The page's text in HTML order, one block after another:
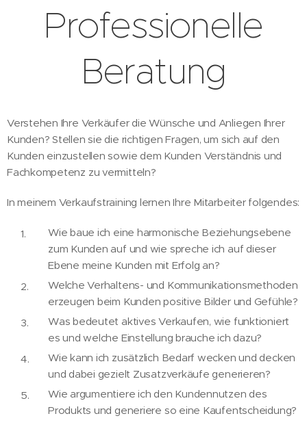
Professionelle
Beratung
Verstehen Ihre Verkäufer die Wünsche und Anliegen Ihrer
Kunden? Stellen sie die richtigen Fragen, um sich auf den
Kunden einzustellen sowie dem Kunden Verständnis und
Fachkompetenz zu vermitteln?
In meinem Verkaufstraining lernen Ihre Mitarbeiter folgendes:
Wie baue ich eine harmonische Beziehungsebene
zum Kunden auf und wie spreche ich auf dieser
Ebene meine Kunden mit Erfolg an?
Welche Verhaltens- und Kommunikationsmethoden
erzeugen beim Kunden positive Bilder und Gefühle?
Was bedeutet aktives Verkaufen, wie funktioniert
es und welche Einstellung brauche ich dazu?
Wie kann ich zusätzlich Bedarf wecken und decken
und dabei gezielt Zusatzverkäufe generieren?
Wie argumentiere ich den Kundennutzen des
Produkts und generiere so eine Kaufentscheidung?